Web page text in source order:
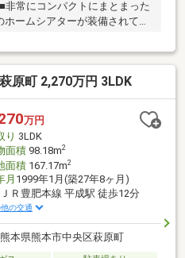
常にコンパクトにまとまった
ームシアターが装備されてい
原町 2,270万円 3LDK
万円
り 3LDK
面積98.18m2
面積167.17m2
月 1999年1月(築27年8ヶ月)
ＪＲ豊肥本線 平成駅 徒歩12分
の交通
熊本県熊本市中央区萩原町